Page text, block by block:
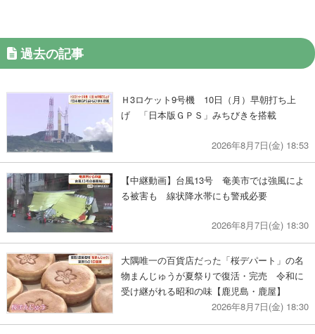
過去の記事
Ｈ3ロケット9号機 10日（月）早朝打ち上
げ 「日本版ＧＰＳ」みちびきを搭載
2026年8月7日(金) 18:53
【中継動画】台風13号 奄美市では強風によ
る被害も 線状降水帯にも警戒必要
2026年8月7日(金) 18:30
大隅唯一の百貨店だった「桜デパート」の名
物まんじゅうが夏祭りで復活・完売 令和に
受け継がれる昭和の味【鹿児島・鹿屋】
2026年8月7日(金) 18:30